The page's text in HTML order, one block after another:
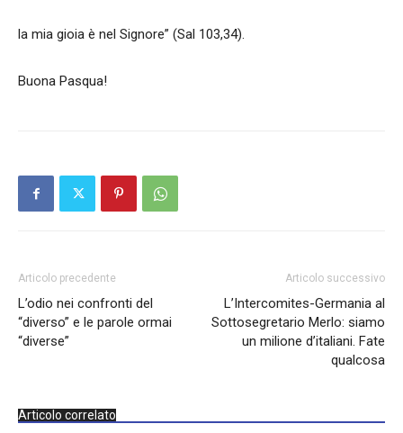
la mia gioia è nel Signore” (Sal 103,34).
Buona Pasqua!
Articolo precedente
L’odio nei confronti del
“diverso” e le parole ormai
“diverse”
Articolo successivo
L’Intercomites-Germania al
Sottosegretario Merlo: siamo
un milione d’italiani. Fate
qualcosa
Articolo correlato